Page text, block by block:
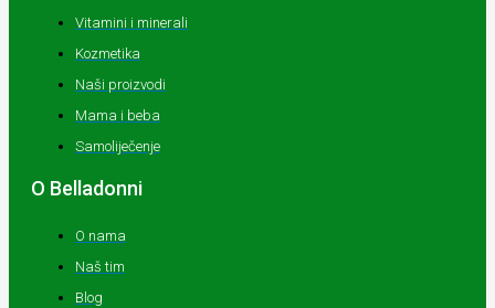
Vitamini i minerali
Kozmetika
Naši proizvodi
Mama i beba
Samoliječenje
O Belladonni
O nama
Naš tim
Blog